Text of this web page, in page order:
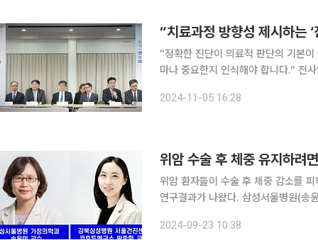
“치료과정 방향성 제시하는
“정확한 진단이 의료적 판단의 기본
마나 중요한지 인식해야 합니다.” 전사일 대한진단검사의학회 이사장(서울아산병원 진단검사의학
2024-11-05 16:28
위암 수술 후 체중 유지하려
위암 환자들이 수술 후 체중 감소를
연구결과가 나왔다. 삼성서울병원(송윤미·신동욱 교수), 서울대병원(조비룡 교수), 건국대병원(신진
으키는 위험인자를 과학적으로 밝힌
2024-09-23 10:38